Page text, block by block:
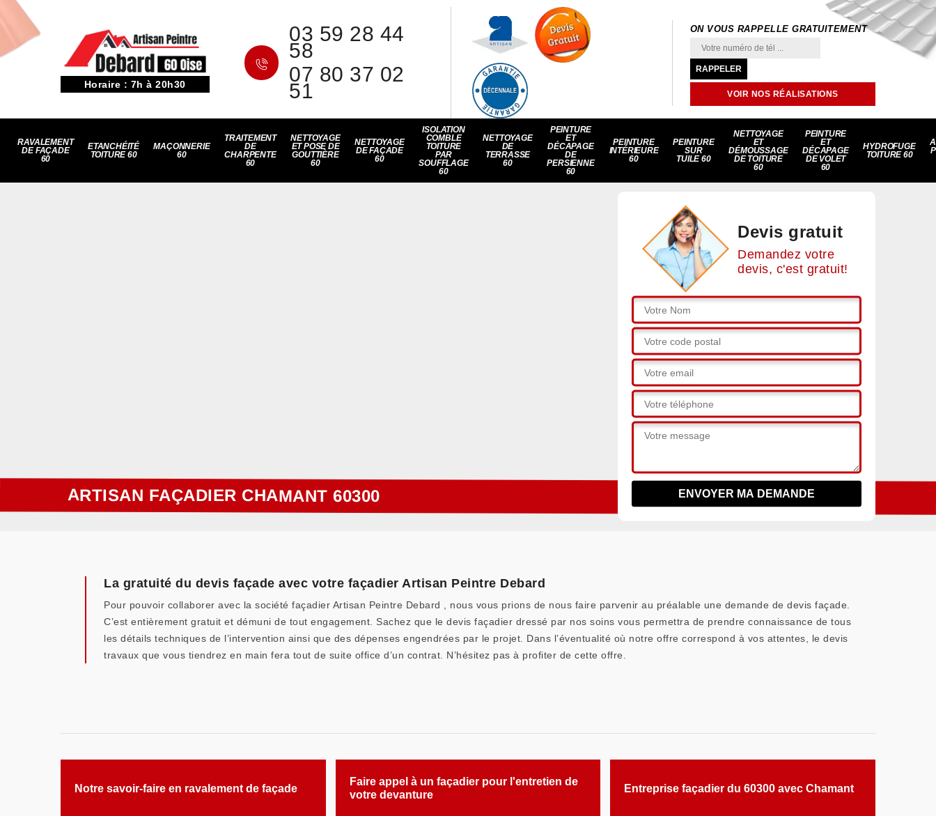
Horaire : 7h à 20h30
03 59 28 44
58
07 80 37 02
51
ON VOUS RAPPELLE GRATUITEMENT
VOIR NOS RÉALISATIONS
RAVALEMENT
DE FAÇADE
60
ETANCHÉITÉ
TOITURE 60
MAÇONNERIE
60
TRAITEMENT
DE
CHARPENTE
60
NETTOYAGE
ET POSE DE
GOUTTIÈRE
60
NETTOYAGE
DE FAÇADE
60
ISOLATION
COMBLE
TOITURE
PAR
SOUFFLAGE
60
NETTOYAGE
DE
TERRASSE
60
PEINTURE
ET
DÉCAPAGE
DE
PERSIENNE
60
PEINTURE
INTÉRIEURE
60
PEINTURE
SUR
TUILE 60
NETTOYAGE
ET
DÉMOUSSAGE
DE TOITURE
60
PEINTURE
ET
DÉCAPAGE
DE VOLET
60
HYDROFUGE
TOITURE 60
Devis gratuit
Demandez votre
devis, c'est gratuit!
ARTISAN FAÇADIER CHAMANT 60300
La gratuité du devis façade avec votre façadier Artisan Peintre Debard
Pour pouvoir collaborer avec la société façadier Artisan Peintre Debard , nous vous prions de nous faire parvenir au préalable une demande de devis façade.
C’est entièrement gratuit et démuni de tout engagement. Sachez que le devis façadier dressé par nos soins vous permettra de prendre connaissance de tous
les détails techniques de l’intervention ainsi que des dépenses engendrées par le projet. Dans l’éventualité où notre offre correspond à vos attentes, le devis
travaux que vous tiendrez en main fera tout de suite office d’un contrat. N’hésitez pas à profiter de cette offre.
Notre savoir-faire en ravalement de façade
Faire appel à un façadier pour l'entretien de
votre devanture
Entreprise façadier du 60300 avec Chamant